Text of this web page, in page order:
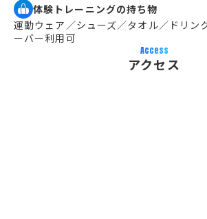
体験トレーニングの持ち物
運動ウェア／シューズ／タオル／ドリン
ーバー利用可
Access
アクセス